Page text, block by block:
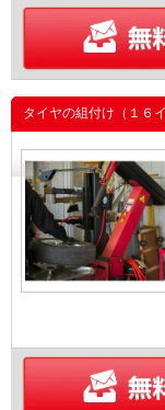
タイヤの組付け（１６